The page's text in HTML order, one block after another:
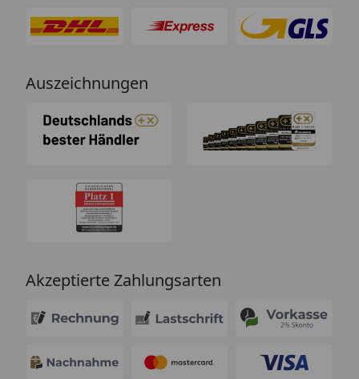
Auszeichnungen
Akzeptierte Zahlungsarten